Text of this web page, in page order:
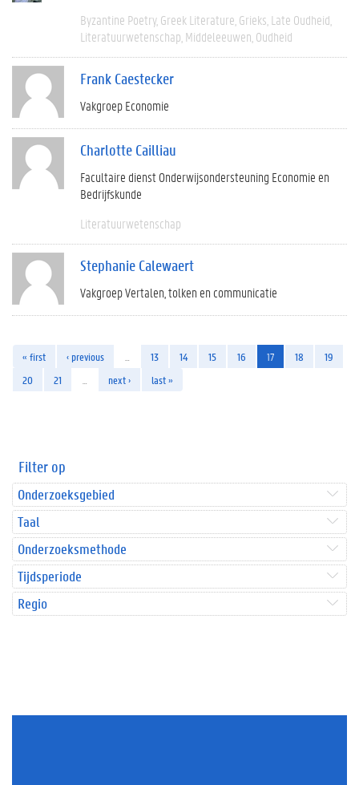
Byzantine Poetry Greek Literature Grieks Late Oudheid
Literatuurwetenschap Middeleeuwen Oudheid
Frank Caestecker
Vakgroep Economie
Charlotte Cailliau
Facultaire dienst Onderwijsondersteuning Economie en
Bedrijfskunde
Literatuurwetenschap
Stephanie Calewaert
Vakgroep Vertalen, tolken en communicatie
« first ‹ previous 13 14 15 16 17 18
19
20
21 next › last »
Filter op
Onderzoeksgebied
Taal
Onderzoeksmethode
Tijdsperiode
Regio